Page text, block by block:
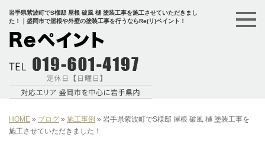
岩手県紫波町でS様邸 屋根 破風 樋 塗装工事を施工させていただきまし
た！｜盛岡市で屋根や外壁の塗装工事を行うならRe(リ)ペイント！
HOME » ブログ » 施工事例 » 岩手県紫波町でS様邸 屋根 破風 樋 塗装工事を
施工させていただきました！